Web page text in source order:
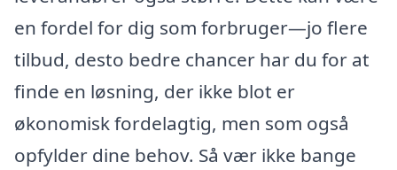
en fordel for dig som forbruger—jo flere
tilbud, desto bedre chancer har du for at
finde en løsning, der ikke blot er
økonomisk fordelagtig, men som også
opfylder dine behov. Så vær ikke bange